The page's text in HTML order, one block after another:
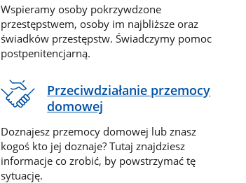
Wspieramy osoby pokrzywdzone
przestępstwem, osoby im najbliższe oraz
świadków przestępstw. Świadczymy pomoc
postpenitencjarną.
Przeciwdziałanie przemocy
domowej
Doznajesz przemocy domowej lub znasz
kogoś kto jej doznaje? Tutaj znajdziesz
informacje co zrobić, by powstrzymać tę
sytuację.